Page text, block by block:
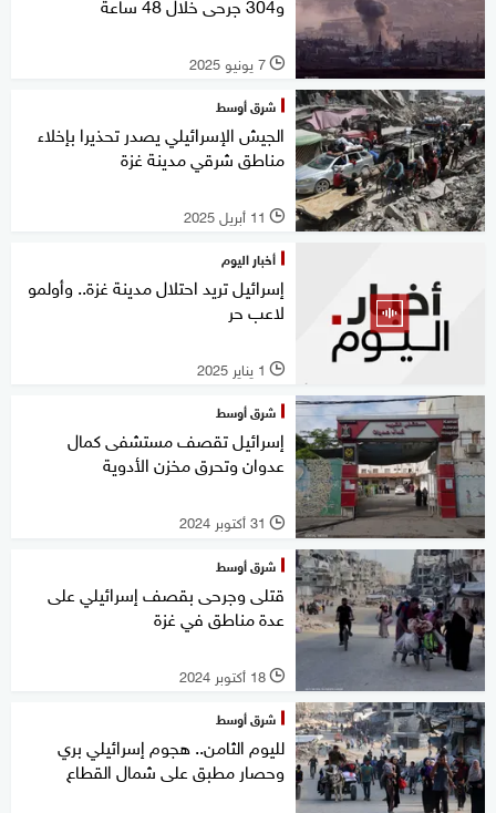
l 7 يونيو 2025
شرق أوسط
الجيش الإسرائيلي يصدر تحذيرا بإخلاء
مناطق شرقي مدينة غزة
l 11 أبريل 2025
أخبار اليوم
إسرائيل تريد احتلال مدينة غزة.. وأولمو
لاعب حر
l 1 يناير 2025
شرق أوسط
إسرائيل تقصف مستشفى كمال
عدوان وتحرق مخزن الأدوية
l 31 أكتوبر 2024
شرق أوسط
قتلى وجرحى بقصف إسرائيلي على
عدة مناطق في غزة
l 18 أكتوبر 2024
شرق أوسط
لليوم الثامن.. هجوم إسرائيلي بري
وحصار مطبق على شمال القطاع